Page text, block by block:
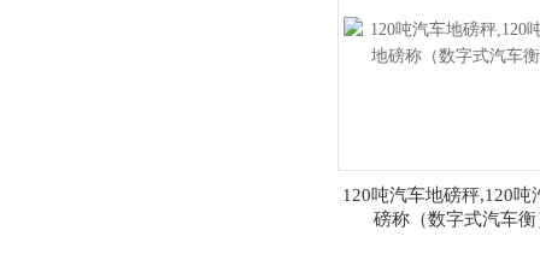
120吨汽车地磅秤,120吨
磅称（数字式汽车衡